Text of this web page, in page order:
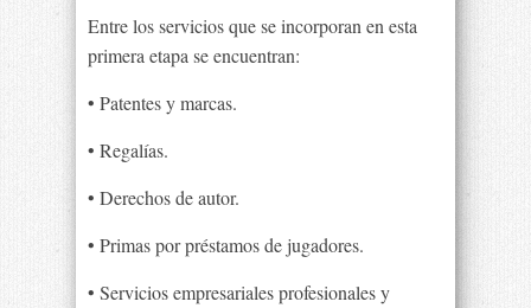
Entre los servicios que se incorporan en esta
primera etapa se encuentran:
• Patentes y marcas.
• Regalías.
• Derechos de autor.
• Primas por préstamos de jugadores.
• Servicios empresariales profesionales y